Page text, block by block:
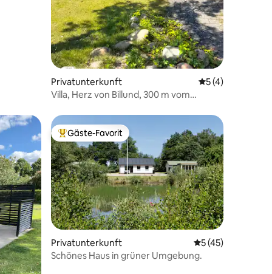
Privatunterkunft
5 (4)
Villa, Herz von Billund, 300 m vom
Bewertungen
Beliebter Gäste-Favorit.
Gäste-Favorit
Privatunterkunft Durchschnittliche
5 (45)
Schönes Haus in grüner Umgebung.